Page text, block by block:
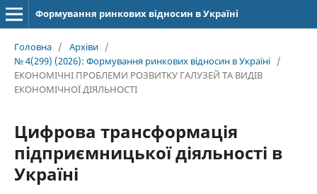
Формування ринкових відносин в Україні
Головна / Архіви /
№ 4(299) (2026): Формування ринкових відносин в Україні /
ЕКОНОМІЧНІ ПРОБЛЕМИ РОЗВИТКУ ГАЛУЗЕЙ ТА ВИДІВ
ЕКОНОМІЧНОЇ ДІЯЛЬНОСТІ
Цифрова трансформація
підприємницької діяльності в
Україні